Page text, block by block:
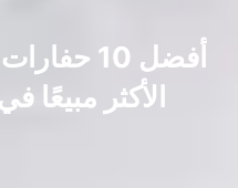
الأكثر مبيعًا